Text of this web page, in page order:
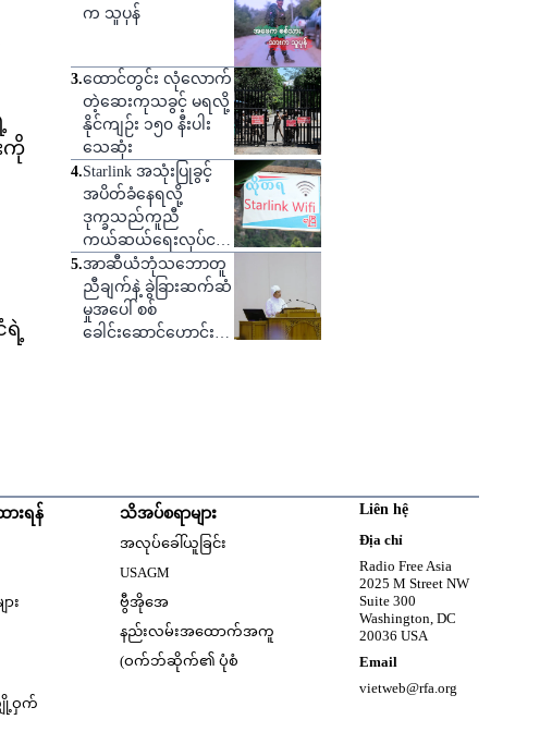
ကို
ရဲ့
က သူပုန်
3.ထောင်တွင်း လုံလောက်
တဲ့ဆေးကုသခွင့် မရလို့
နိုင်ကျဉ်း ၁၅၀ နီးပါး
သေဆုံး
4.Starlink အသုံးပြုခွင့်
အပိတ်ခံနေရလို့
ဒုက္ခသည်ကူညီ
ကယ်ဆယ်ရေးလုပ်ငန်း
တွေ ထိခိုက်နိုင်
5.အာဆီယံဘုံသဘောတူ
ညီချက်နဲ့ ခွဲခြားဆက်ဆံ
မှုအပေါ် စစ်
ခေါင်းဆောင်ဟောင်း
းရန်
း
ျှို့ဝှက်
သိအပ်စရာများ
အလုပ်ခေါ်ယူခြင်း
USAGM
ဗွီအိုအေ
နည်းလမ်းအထောက်အကူ
(ဝက်ဘ်ဆိုက်၏ ပုံစံ
Liên hệ
Địa chỉ
Radio Free Asia
2025 M Street NW
Suite 300
Washington, DC
20036 USA
Email
vietweb@rfa.org